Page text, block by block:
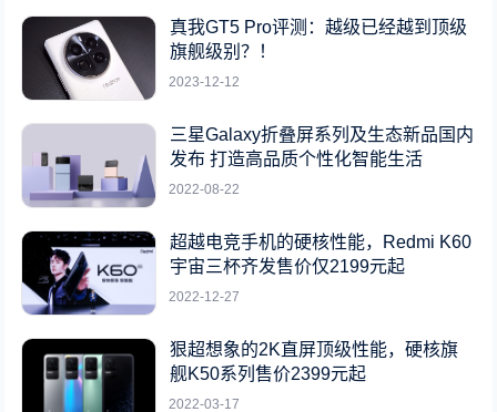
真我GT5 Pro评测：越级已经越到顶级
旗舰级别？！
2023-12-12
三星Galaxy折叠屏系列及生态新品国内
发布 打造高品质个性化智能生活
2022-08-22
超越电竞手机的硬核性能，Redmi K60
宇宙三杯齐发售价仅2199元起
2022-12-27
狠超想象的2K直屏顶级性能，硬核旗
舰K50系列售价2399元起
2022-03-17